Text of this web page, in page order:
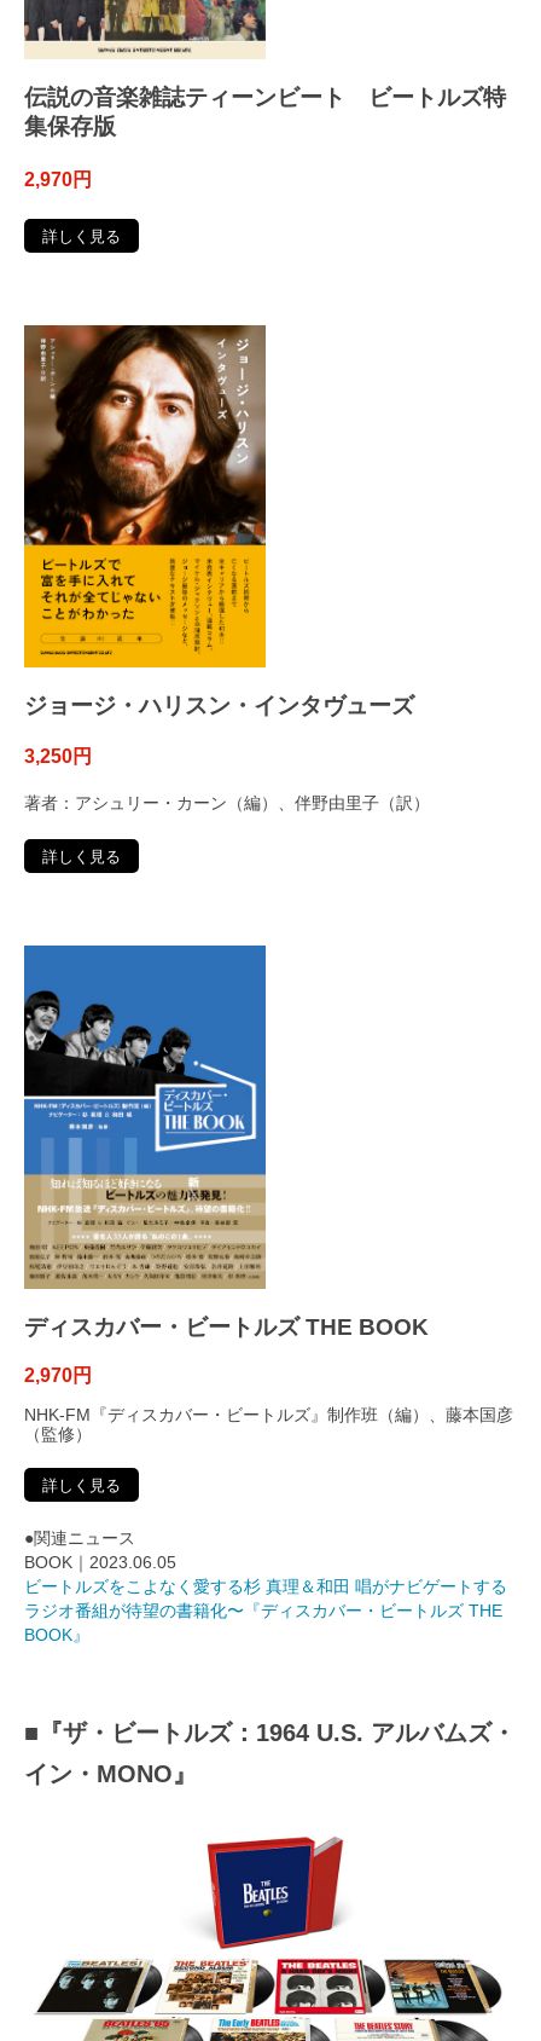
伝説の音楽雑誌ティーンビート ビートルズ特
集保存版
2,970円
詳しく見る
ジョージ・ハリスン・インタヴューズ
3,250円
著者：アシュリー・カーン（編）、伴野由里子（訳）
詳しく見る
ディスカバー・ビートルズ THE BOOK
2,970円
NHK-FM『ディスカバー・ビートルズ』制作班（編）、藤本国彦
（監修）
詳しく見る
●関連ニュース
BOOK｜2023.06.05
ビートルズをこよなく愛する杉 真理＆和田 唱がナビゲートする
ラジオ番組が待望の書籍化〜『ディスカバー・ビートルズ THE
BOOK』
■『ザ・ビートルズ：1964 U.S. アルバムズ・
イン・MONO』